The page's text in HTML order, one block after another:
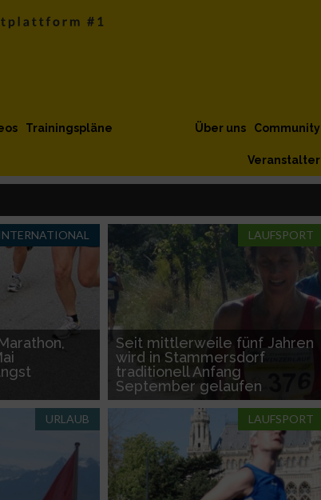
Trainingspläne Community
Über uns
Veranstalter
INTERNATIONAL LAUFSPORT
Seit mittlerweile fünf Jahren
wird in Stammersdorf
traditionell Anfang
September gelaufen
URLAUB LAUFSPORT